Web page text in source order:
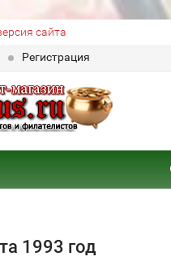
сайта
Регистрация
1993 год